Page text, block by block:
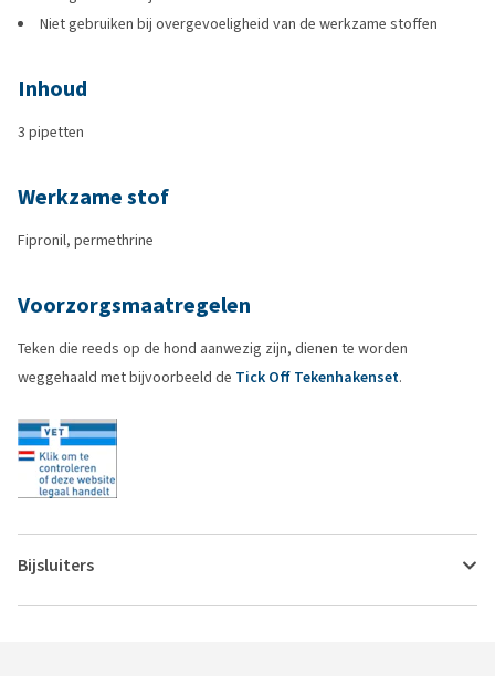
Niet gebruiken bij overgevoeligheid van de werkzame stoffen
Inhoud
3 pipetten
Werkzame stof
Fipronil, permethrine
Voorzorgsmaatregelen
Teken die reeds op de hond aanwezig zijn, dienen te worden
weggehaald met bijvoorbeeld de Tick Off Tekenhakenset.
Bijsluiters